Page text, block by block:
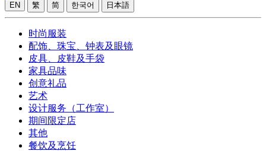
EN 繁 简 한국어 日本語
时尚服装
配饰、珠宝、钟表及眼镜
皮具、皮鞋及手袋
家具品味
创意礼品
艺术
设计服务（工作室）
期间限定店
其他
餐饮及烹饪